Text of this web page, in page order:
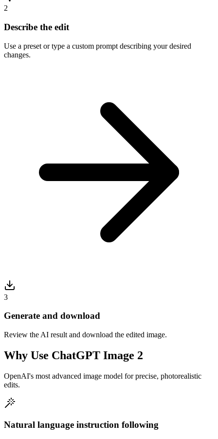
2
Describe the edit
Use a preset or type a custom prompt describing your desired
changes.
3
Generate and download
Review the AI result and download the edited image.
Why Use ChatGPT Image 2
OpenAI's most advanced image model for precise, photorealistic
edits.
Natural language instruction following